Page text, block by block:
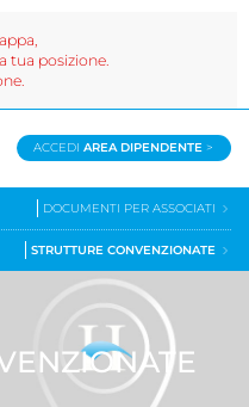
ACCEDIAREA DIPENDENTE >
DOCUMENTI PER ASSOCIATI
STRUTTURE CONVENZIONATE
tua posizione.